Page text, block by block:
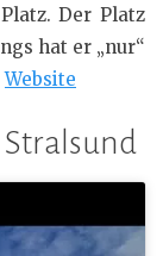
Der Platz
hat er „nur“
Website